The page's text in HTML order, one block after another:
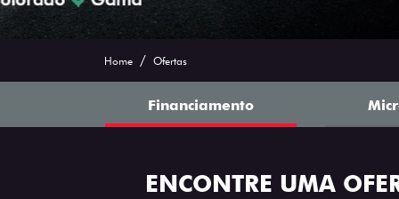
Home Ofertas
Financiamento
Ofertas Saga Fiat
ENCONTRE UMA